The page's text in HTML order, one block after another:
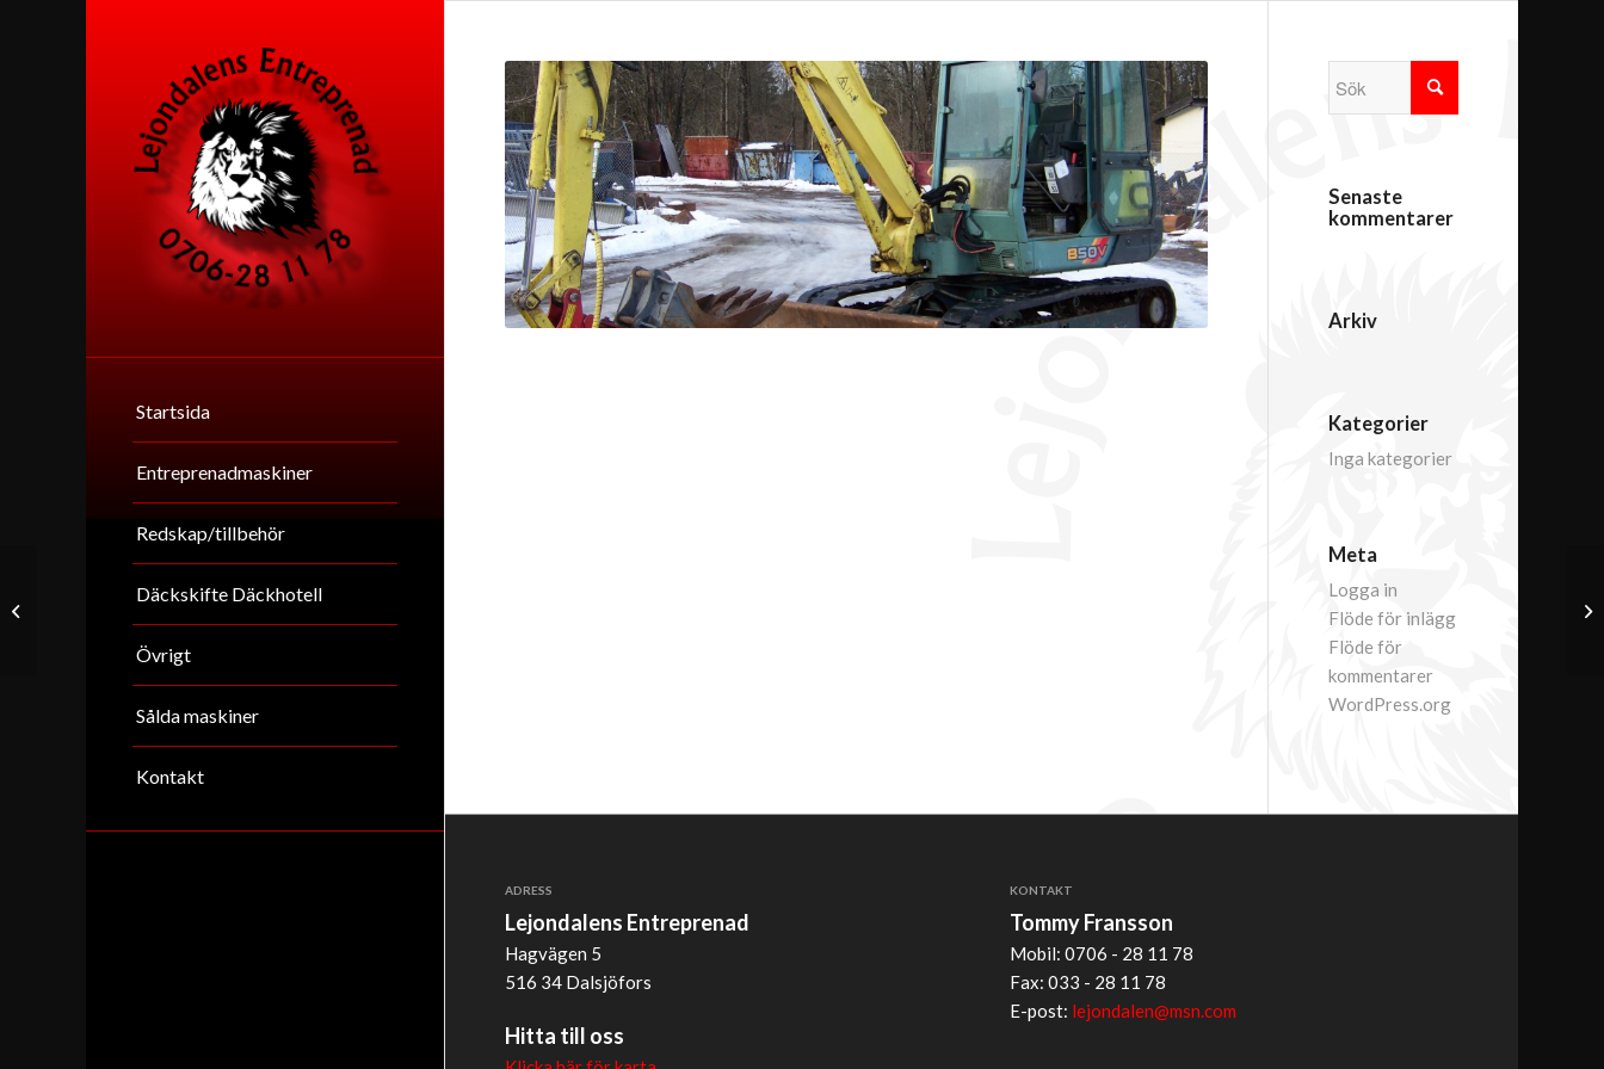
Startsida
Entreprenadmaskiner
Redskap/tillbehör
Däckskifte Däckhotell
Övrigt
Sålda maskiner
Kontakt
Senaste
kommentarer
Arkiv
Kategorier
Inga kategorier
Meta
Logga in
Flöde för inlägg
Flöde för
kommentarer
WordPress.org
ADRESS
Lejondalens Entreprenad
Hagvägen 5
516 34 Dalsjöfors
Hitta till oss
KONTAKT
Tommy Fransson
Mobil: 0706 - 28 11 78
Fax: 033 - 28 11 78
E-post: lejondalen@msn.com